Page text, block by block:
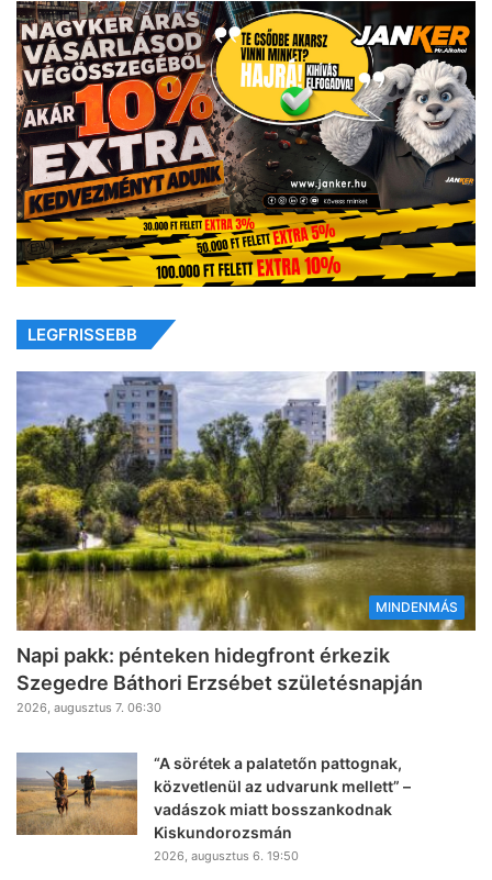
LEGFRISSEBB
MINDENMÁS
Napi pakk: pénteken hidegfront érkezik
Szegedre Báthori Erzsébet születésnapján
2026, augusztus 7. 06:30
“A sörétek a palatetőn pattognak,
közvetlenül az udvarunk mellett” –
vadászok miatt bosszankodnak
Kiskundorozsmán
2026, augusztus 6. 19:50